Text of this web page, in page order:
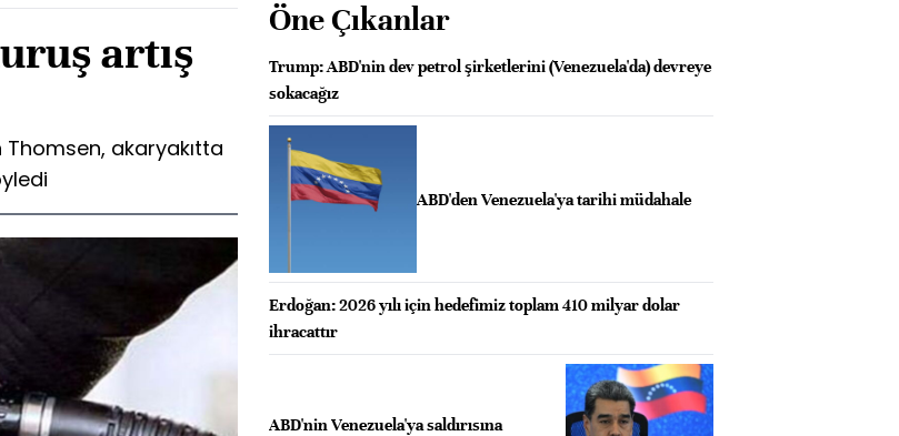
artış
Thomsen, akaryakıtta
Öne Çıkanlar
Trump: ABD'nin dev petrol şirketlerini (Venezuela'da) devreye
sokacağız
ABD'den Venezuela'ya tarihi müdahale
Erdoğan: 2026 yılı için hedefimiz toplam 410 milyar dolar
ihracattır
ABD'nin Venezuela'ya saldırısına